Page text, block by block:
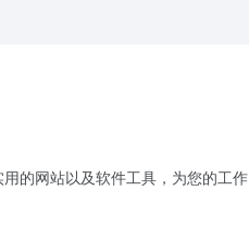
的网站以及软件工具，为您的工作